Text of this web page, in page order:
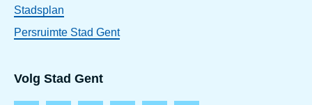
Stadsplan
Persruimte Stad Gent
Volg Stad Gent